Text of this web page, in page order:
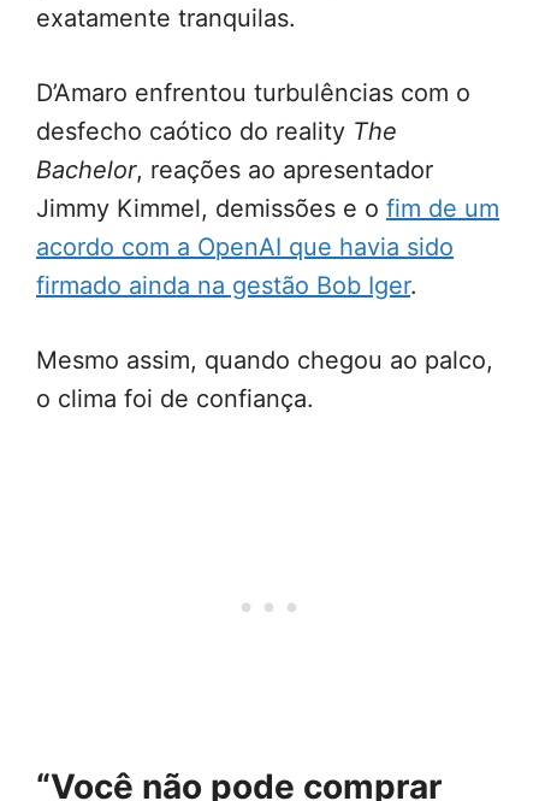
exatamente tranquilas.
D’Amaro enfrentou turbulências com o
desfecho caótico do reality The
Bachelor, reações ao apresentador
Jimmy Kimmel, demissões e o fim de um
acordo com a OpenAI que havia sido
firmado ainda na gestão Bob Iger.
Mesmo assim, quando chegou ao palco,
o clima foi de confiança.
“Você não pode comprar